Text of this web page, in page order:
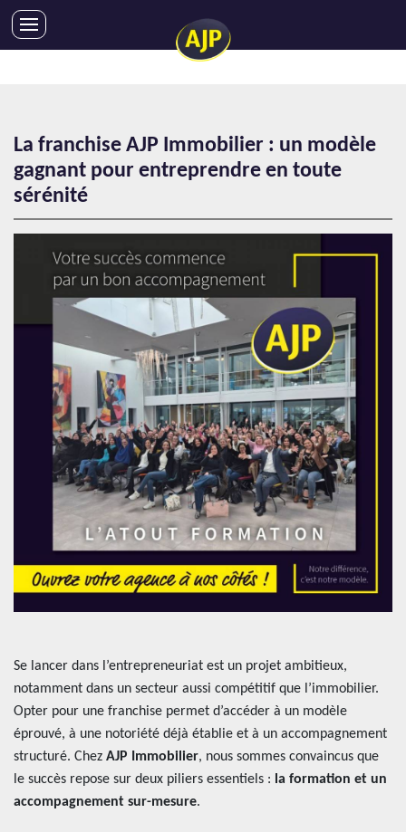
GESTION LOCATIVE
SYNDIC
LMNP
IMMOBILIER NEUF
LOCATIONS DE VACANCES
ENTREPRISES
DEVENIR FRANCHISÉ
AJP Recrute
AJP Actualités
Service Qualité Clients
La franchise AJP Immobilier : un modèle
gagnant pour entreprendre en toute
sérénité
Se lancer dans l’entrepreneuriat est un projet ambitieux,
notamment dans un secteur aussi compétitif que l’immobilier.
Opter pour une franchise permet d’accéder à un modèle
éprouvé, à une notoriété déjà établie et à un accompagnement
structuré. Chez AJP Immobilier, nous sommes convaincus que
le succès repose sur deux piliers essentiels : la formation et un
accompagnement sur-mesure.